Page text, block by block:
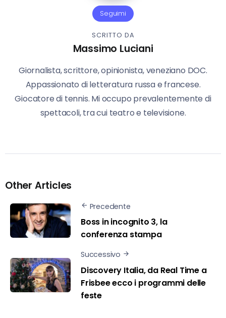
Seguimi
SCRITTO DA
Massimo Luciani
Giornalista, scrittore, opinionista, veneziano DOC.
Appassionato di letteratura russa e francese.
Giocatore di tennis. Mi occupo prevalentemente di
spettacoli, tra cui teatro e televisione.
Other Articles
Precedente
Boss in incognito 3, la
conferenza stampa
Successivo
Discovery Italia, da Real Time a
Frisbee ecco i programmi delle
feste